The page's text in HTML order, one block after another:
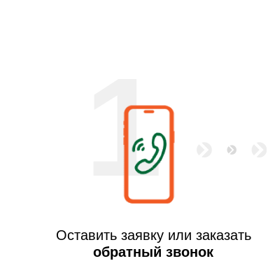
1
Оставить заявку или заказать
обратный звонок